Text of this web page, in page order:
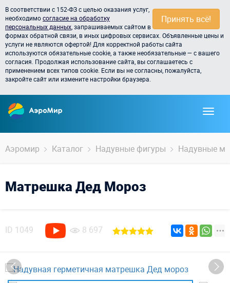
Принять всё!
В соответствии с 152-ФЗ с целью оказания услуг,
необходимосогласие на обработку
персональных данных , запрашиваемых сайтом в
формах обратной связи, в иных цифровых сервисах. Объявленные цены и
услуги не являются офертой! Для корректной работы сайта
используются обязательные cookie, а также необязательные — с вашего
согласия. Продолжая использование сайта, вы соглашаетесь с
применением всех типов cookie. Если вы не согласны, пожалуйста,
закройте сайт или измените настройки браузера.
Аэромир Каталог Надувные фигуры Надувные
Матрешка Дед Мороз
ID 1049 8 697